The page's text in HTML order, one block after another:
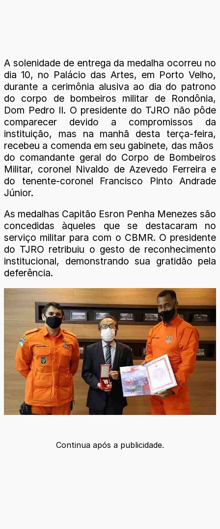
A solenidade de entrega da medalha ocorreu no
dia 10, no Palácio das Artes, em Porto Velho,
durante a cerimônia alusiva ao dia do patrono
do corpo de bombeiros militar de Rondônia,
Dom Pedro II. O presidente do TJRO não pôde
comparecer devido a compromissos da
instituição, mas na manhã desta terça-feira,
recebeu a comenda em seu gabinete, das mãos
do comandante geral do Corpo de Bombeiros
Militar, coronel Nivaldo de Azevedo Ferreira e
do tenente-coronel Francisco Pinto Andrade
Júnior.
As medalhas Capitão Esron Penha Menezes são
concedidas àqueles que se destacaram no
serviço militar para com o CBMR. O presidente
do TJRO retribuiu o gesto de reconhecimento
institucional, demonstrando sua gratidão pela
deferência.
Continua após a publicidade.